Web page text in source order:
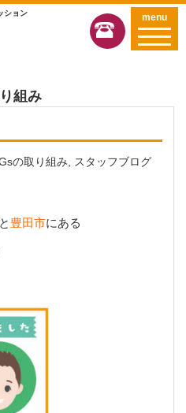
ション menu
組み
の取り組み, スタッフブログ
と 豊田市にある